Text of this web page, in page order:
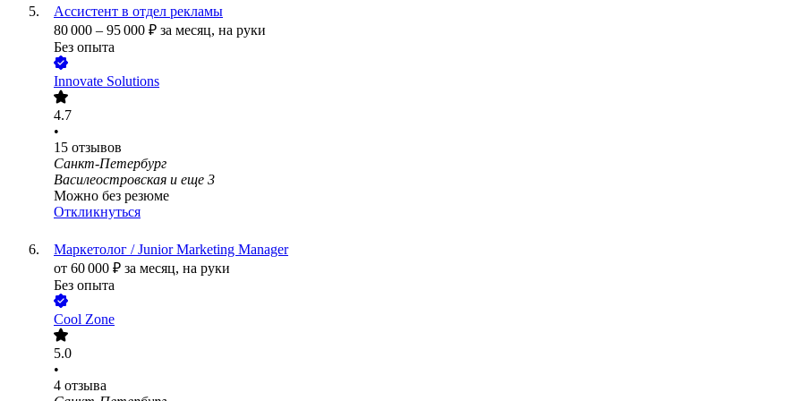
Ассистент в отдел рекламы
80 000 – 95 000 ₽ за месяц, на руки
Без опыта
Innovate Solutions
4.7
•
15 отзывов
Санкт-Петербург
Василеостровская и еще 3
Можно без резюме
Откликнуться
Маркетолог / Junior Marketing Manager
от 60 000 ₽ за месяц, на руки
Без опыта
Cool Zone
5.0
•
4 отзыва